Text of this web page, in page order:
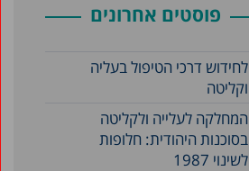
פוסטים אחרונים
לחידוש דרכי הטיפול בעליה
וקליטה
המחלקה לעלייה ולקליטה
בסוכנות היהודית: חלופות
לשינוי 1987